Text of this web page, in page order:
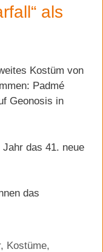
als
Kostüm von
Padmé
Geonosis in
das 41. neue
das
, Kostüme,